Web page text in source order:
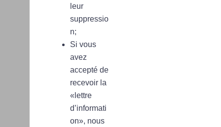
leur
suppressio
n;
Si vous
avez
accepté de
recevoir la
«lettre
d’informati
on», nous